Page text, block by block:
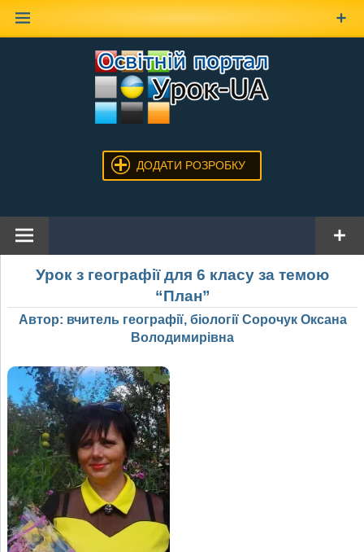
ДОДАТИ РОЗРОБКУ
Урок з географії для 6 класу за темою
“План”
Автор: вчитель географії, біології Сорочук Оксана
Володимирівна